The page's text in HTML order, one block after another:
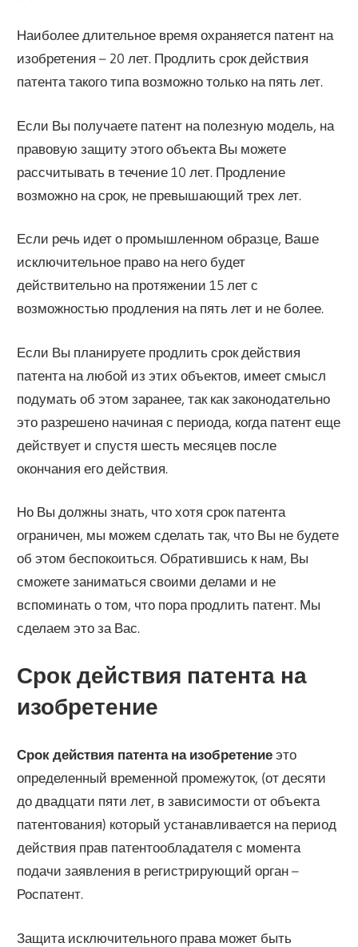
Наиболее длительное время охраняется патент на
изобретения – 20 лет. Продлить срок действия
патента такого типа возможно только на пять лет.
Если Вы получаете патент на полезную модель, на
правовую защиту этого объекта Вы можете
рассчитывать в течение 10 лет. Продление
возможно на срок, не превышающий трех лет.
Если речь идет о промышленном образце, Ваше
исключительное право на него будет
действительно на протяжении 15 лет с
возможностью продления на пять лет и не более.
Если Вы планируете продлить срок действия
патента на любой из этих объектов, имеет смысл
подумать об этом заранее, так как законодательно
это разрешено начиная с периода, когда патент еще
действует и спустя шесть месяцев после
окончания его действия.
Но Вы должны знать, что хотя срок патента
ограничен, мы можем сделать так, что Вы не будете
об этом беспокоиться. Обратившись к нам, Вы
сможете заниматься своими делами и не
вспоминать о том, что пора продлить патент. Мы
сделаем это за Вас.
Срок действия патента на
изобретение
Срок действия патента на изобретениеэто
определенный временной промежуток, (от десяти
до двадцати пяти лет, в зависимости от объекта
патентования) который устанавливается на период
действия прав патентообладателя с момента
подачи заявления в регистрирующий орган –
Роспатент.
Защита исключительного права может быть